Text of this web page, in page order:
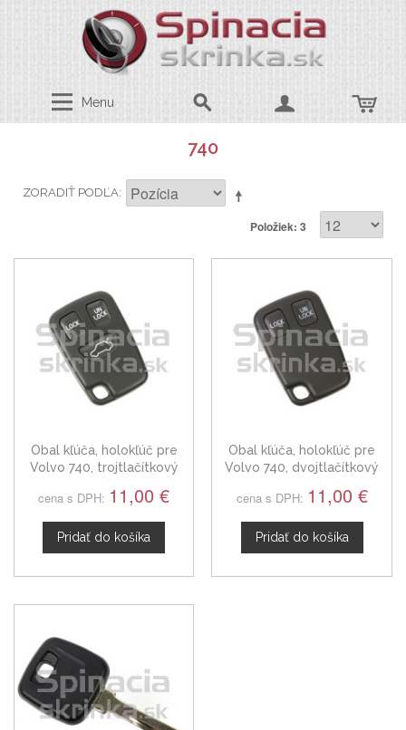
Menu
740
ZORADIŤ PODĽA
Položiek: 3
Obal kľúča, holokľúč pre
Volvo 740, trojtlačítkový
cena s DPH: 11,00 €
Pridať do košíka
Obal kľúča, holokľúč pre
Volvo 740, dvojtlačítkový
cena s DPH: 11,00 €
Pridať do košíka